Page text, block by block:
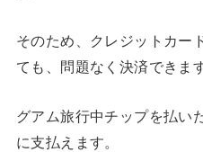
そのため、クレジットカー
ても、問題なく決済できます
グアム旅行中チップを払い
に支払えます。